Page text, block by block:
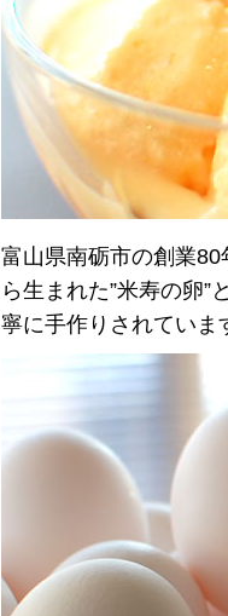
富山県南砺市の創業
ら生まれた”米寿の卵”
寧に手作りされていま